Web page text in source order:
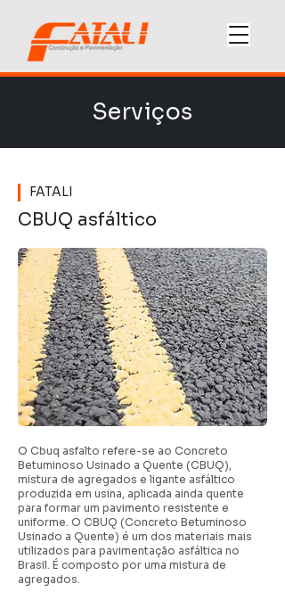
Serviços
FATALI
CBUQ asfáltico
O Cbuq asfalto refere-se ao Concreto
Betuminoso Usinado a Quente (CBUQ),
mistura de agregados e ligante asfáltico
produzida em usina, aplicada ainda quente
para formar um pavimento resistente e
uniforme. O CBUQ (Concreto Betuminoso
Usinado a Quente) é um dos materiais mais
utilizados para pavimentação asfáltica no
Brasil. É composto por uma mistura de
agregados.